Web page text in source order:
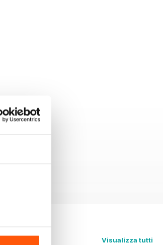
Visualizza tutti